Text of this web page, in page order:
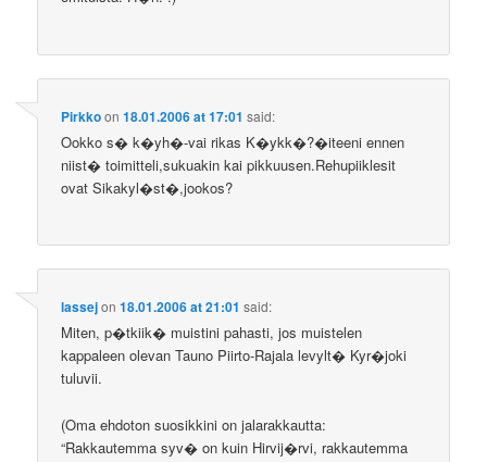
Pirkkoon18.01.2006 at 17:01 said:
Ookko s� k�yh�-vai rikas K�ykk�?�iteeni ennen
niist� toimitteli,sukuakin kai pikkuusen.Rehupiiklesit
ovat Sikakyl�st�,jookos?
lassejon18.01.2006 at 21:01 said:
Miten, p�tkiik� muistini pahasti, jos muistelen
kappaleen olevan Tauno Piirto-Rajala levylt� Kyr�joki
tuluvii.
(Oma ehdoton suosikkini on jalarakkautta:
“Rakkautemma syv� on kuin Hirvij�rvi, rakkautemma